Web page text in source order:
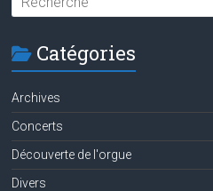
Catégories
Archives
Concerts
Découverte de l'orgue
Divers